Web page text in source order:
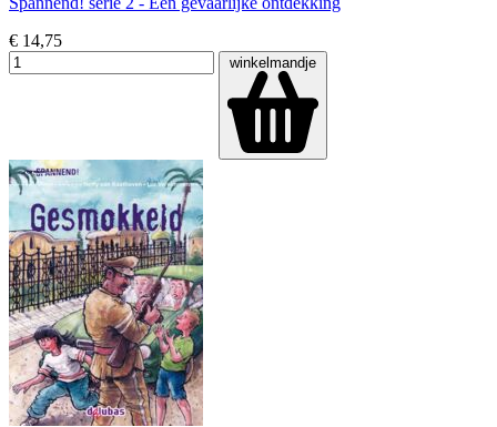
€ 14,75
winkelmandje